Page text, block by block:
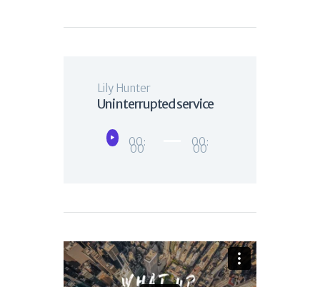
Lily Hunter
Uninterrupted service
Lecteur
audio
00:
00
00:
00